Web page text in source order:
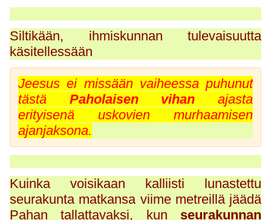
Siltikään, ihmiskunnan tulevaisuutta
käsitellessään
Jeesus ei missään vaiheessa puhunut
tästä Paholaisen vihan ajasta
erityisenä uskovien murhaamisen
ajanjaksona.
Kuinka voisikaan kalliisti lunastettu
seurakunta matkansa viime metreillä jäädä
Pahan tallattavaksi, kun seurakunnan